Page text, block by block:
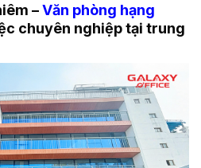
–Văn phòng hạng
chuyên nghiệp tại trung